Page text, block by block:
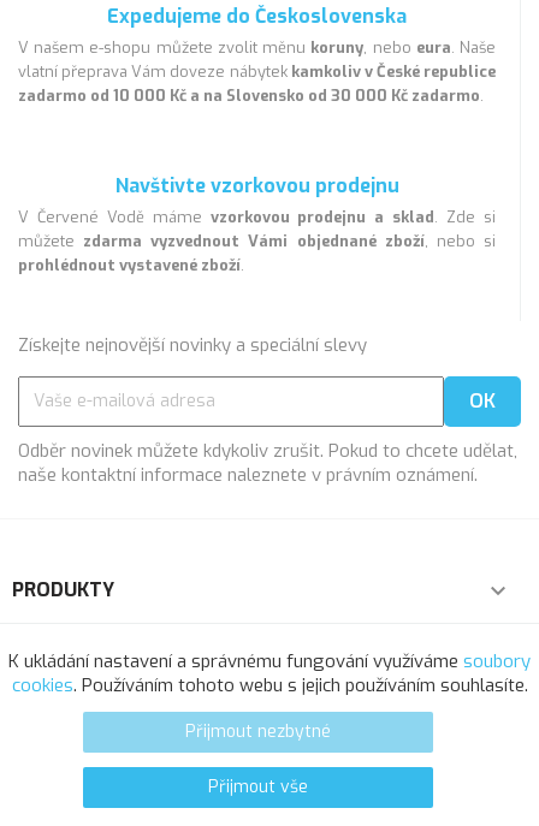
Expedujeme do Československa
V našem e-shopu můžete zvolit měnu koruny, nebo eura. Naše
vlatní přeprava Vám doveze nábytek kamkoliv v České republice
zadarmo od 10 000 Kč a na Slovensko od 30 000 Kč zadarmo.
Navštivte vzorkovou prodejnu
V Červené Vodě máme vzorkovou prodejnu a sklad. Zde si
můžete zdarma vyzvednout Vámi objednané zboží, nebo si
prohlédnout vystavené zboží.
Získejte nejnovější novinky a speciální slevy
Odběr novinek můžete kdykoliv zrušit. Pokud to chcete udělat,
naše kontaktní informace naleznete v právním oznámení.
PRODUKTY 
NAŠE SPOLEČNOST 
VÁŠ ÚČET
INFORMACE O OBCHODU
K ukládání nastavení a správnému fungování využíváme soubory
cookies. Používáním tohoto webu s jejich používáním souhlasíte.
Přijmout nezbytné
Přijmout vše
© 2025 - Softresource, spol. s r.o.